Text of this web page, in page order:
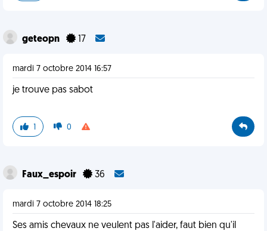
geteopn 17
mardi 7 octobre 2014 16:57
je trouve pas sabot
1 0
Faux_espoir 36
mardi 7 octobre 2014 18:25
Ses amis chevaux ne veulent pas l'aider, faut bien qu'il